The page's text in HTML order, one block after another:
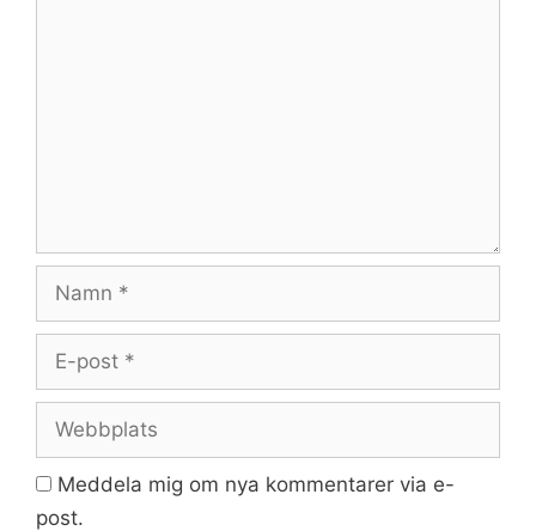
post
Meddela mig om nya kommentarer via e-
post.